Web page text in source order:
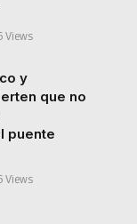
Views
y
que no
puente
Views